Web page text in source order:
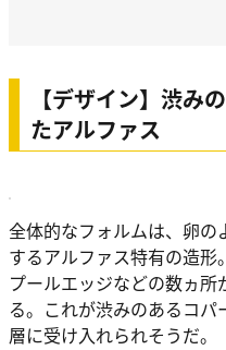
【デザイン】渋み
たアルファス
全体的なフォルムは、卵
するアルファス特有の造
プールエッジなどの数ヵ
る。これが渋みのあるコ
層に受け入れられそうだ。